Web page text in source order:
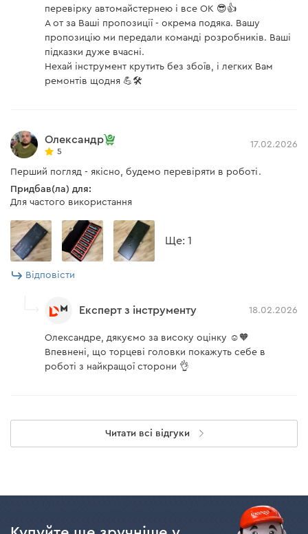
перевірку автомайстернею і все ОК 😎👍
А от за Ваші пропозиції - окрема подяка. Вашу
пропозицію ми передали команді розробників. Ваші
підказки дуже вчасні.
Нехай інструмент крутить без збоїв, і легких Вам
ремонтів щодня 💪🛠️
Олександр
5
17.02.2026
Перший погляд - якісно, будемо перевіряти в роботі.
Придбав(ла) для:
Для частого використання
Ще: 1
Відповісти
Експерт з інструменту 18.02.2026
Олександре, дякуємо за високу оцінку ☺️🧡
Впевнені, що торцеві головки покажуть себе в
роботі з найкращої сторони 👌
Читати всі відгуки